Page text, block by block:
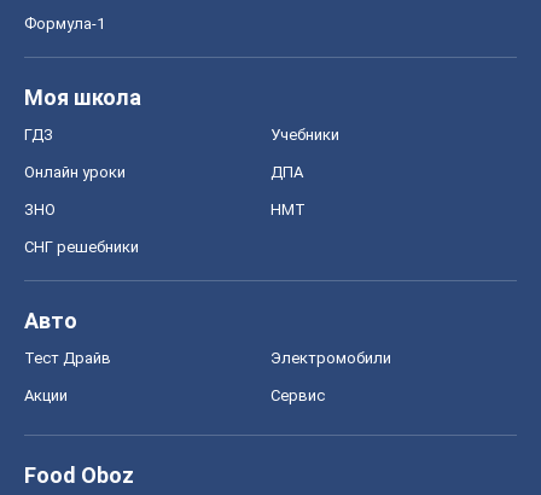
Формула-1
Моя школа
ГДЗ Учебники
Онлайн уроки ДПА
ЗНО НМТ
СНГ решебники
Авто
Тест Драйв Электромобили
Акции Сервис
Food Oboz